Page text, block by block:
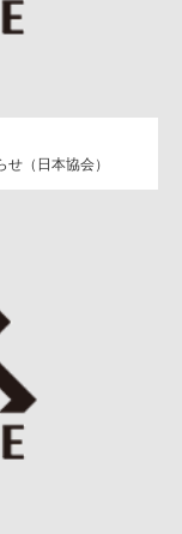
（日本協会）